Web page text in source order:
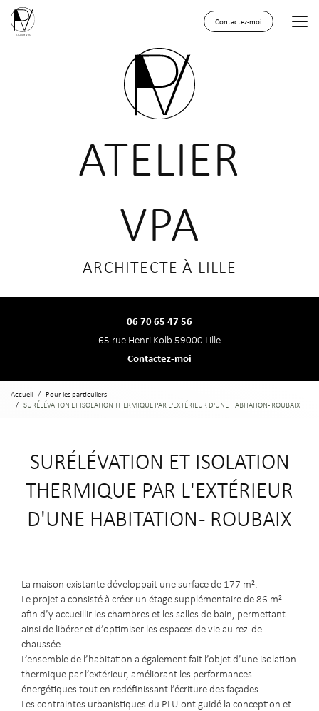
Aller
contenu
Contactez-moi
ATELIER
VPA
ARCHITECTE À LILLE
06 70 65 47 56
65 rue Henri Kolb 59000 Lille
Contactez-moi
Accueil
Pour les particuliers
SURÉLÉVATION ET ISOLATION THERMIQUE PAR L'EXTÉRIEUR D'UNE HABITATION - ROUBAIX
SURÉLÉVATION ET ISOLATION
THERMIQUE PAR L'EXTÉRIEUR
D'UNE HABITATION - ROUBAIX
La maison existante développait une surface de 177 m².
Le projet a consisté à créer un étage supplémentaire de 86 m²
afin d’y accueillir les chambres et les salles de bain, permettant
ainsi de libérer et d’optimiser les espaces de vie au rez-de-
chaussée.
L’ensemble de l’habitation a également fait l’objet d’une isolation
thermique par l’extérieur, améliorant les performances
énergétiques tout en redéfinissant l’écriture des façades.
Les contraintes urbanistiques du PLU ont guidé la conception et